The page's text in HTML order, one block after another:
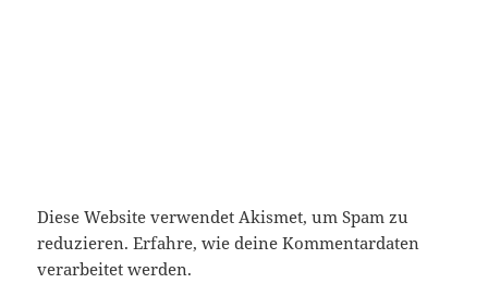
Diese Website verwendet Akismet, um Spam zu
reduzieren.Erfahre, wie deine Kommentardaten
verarbeitet werden.